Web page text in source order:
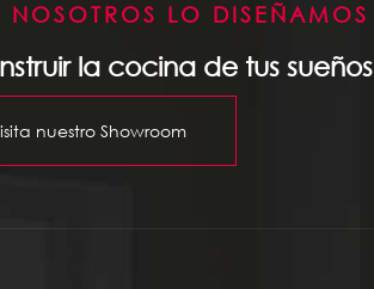
NOSOTROS LO DISEÑAMOS
la cocina de tus sueños
nuestro Showroom